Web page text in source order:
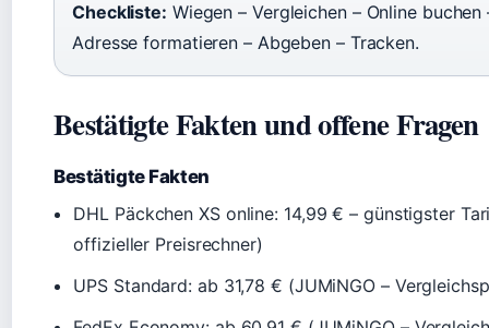
Checkliste: Wiegen – Vergleichen – Online
Adresse formatieren – Abgeben – Tracken.
Bestätigte Fakten und offene Fragen
Bestätigte Fakten
DHL Päckchen XS online: 14,99 € – günstigster
offizieller Preisrechner)
UPS Standard: ab 31,78 € (JUMiNGO –